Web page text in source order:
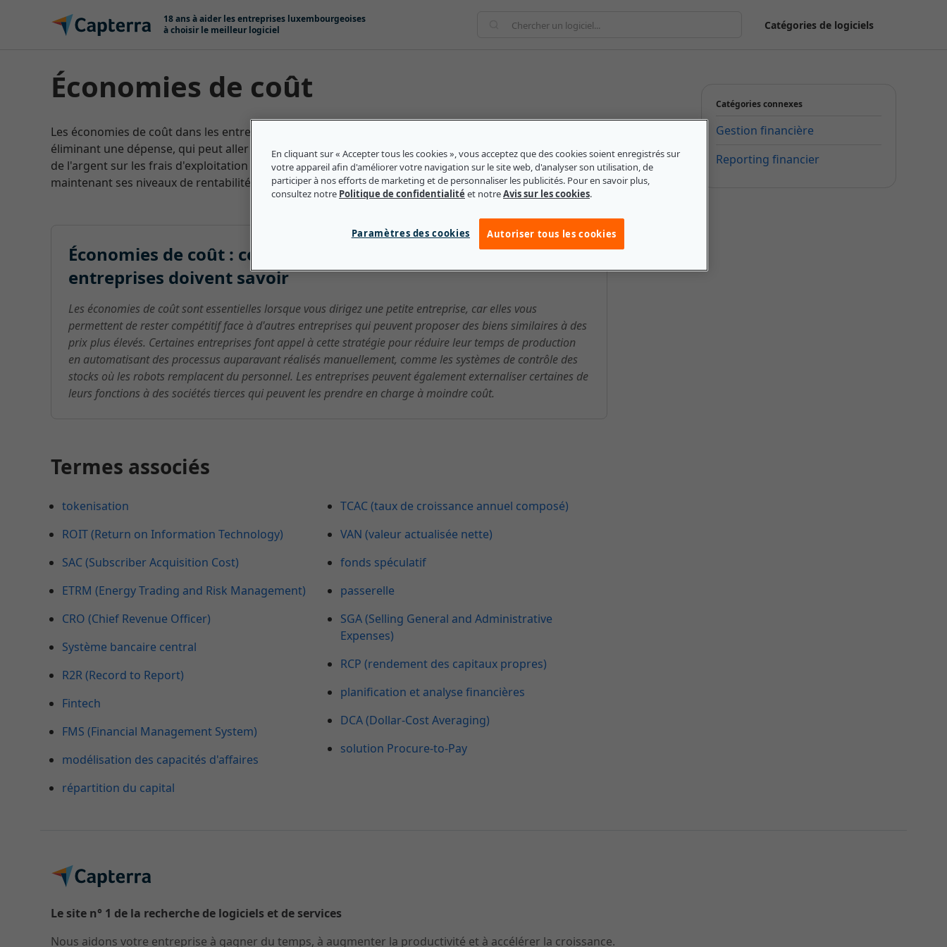
Passer au contenu
18 ans à aider les entreprises luxembourgeoises
à choisir le meilleur logiciel
Catégories de logiciels
Économies de coût
Les économies de coût dans les entreprise font référence au montant gagné en réduisant ou en
éliminant une dépense, qui peut aller de la main-d'œuvre aux fournitures et aux matériaux. Économiser
de l'argent sur les frais d'exploitation peut aider une entreprise à se développer et à prospérer en
maintenant ses niveaux de rentabilité au fil du temps.
Économies de coût : ce que les petites et moyennes
entreprises doivent savoir
Les économies de coût sont essentielles lorsque vous dirigez une petite entreprise, car elles vous
permettent de rester compétitif face à d'autres entreprises qui peuvent proposer des biens similaires à des
prix plus élevés. Certaines entreprises font appel à cette stratégie pour réduire leur temps de production
en automatisant des processus auparavant réalisés manuellement, comme les systèmes de contrôle des
stocks où les robots remplacent du personnel. Les entreprises peuvent également externaliser certaines de
leurs fonctions à des sociétés tierces qui peuvent les prendre en charge à moindre coût.
Termes associés
tokenisation
ROIT (Return on Information Technology)
SAC (Subscriber Acquisition Cost)
ETRM (Energy Trading and Risk Management)
CRO (Chief Revenue Officer)
Système bancaire central
R2R (Record to Report)
Fintech
FMS (Financial Management System)
modélisation des capacités d'affaires
répartition du capital
TCAC (taux de croissance annuel composé)
VAN (valeur actualisée nette)
fonds spéculatif
passerelle
SGA (Selling General and Administrative
Expenses)
RCP (rendement des capitaux propres)
planification et analyse financières
DCA (Dollar-Cost Averaging)
solution Procure-to-Pay
Catégories connexes
Gestion financière
Reporting financier
Le site n° 1 de la recherche de logiciels et de services
Nous aidons votre entreprise à gagner du temps, à augmenter la productivité et à accélérer la croissance.
En cliquant sur « Accepter tous les cookies », vous acceptez que des cookies soient enregistrés sur
votre appareil afin d'améliorer votre navigation sur le site web, d'analyser son utilisation, de
participer à nos efforts de marketing et de personnaliser les publicités. Pour en savoir plus,
consultez notre Politique de confidentialité et notreAvis sur les cookies.
Paramètres des cookies Autoriser tous les cookies